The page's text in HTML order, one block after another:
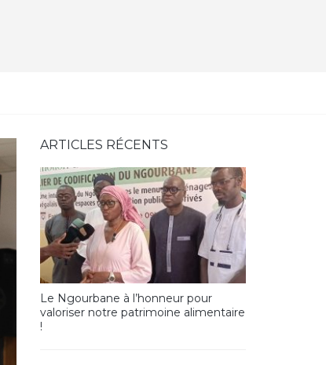
ARTICLES RÉCENTS
Le Ngourbane à l’honneur pour
valoriser notre patrimoine alimentaire
!